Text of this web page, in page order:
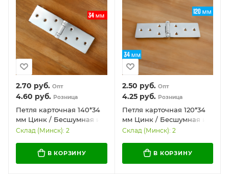
2.70 руб. Опт
4.60 руб. Розница
Петля карточная 140*34
мм Цинк / Бесшумная и
удобная
Склад (Минск): 2
В КОРЗИНУ
2.50 руб. Опт
4.25руб. Розница
Петля карточная 120*34
мм Цинк / Бесшумная и
прочная
Склад (Минск): 2
В КОРЗИНУ